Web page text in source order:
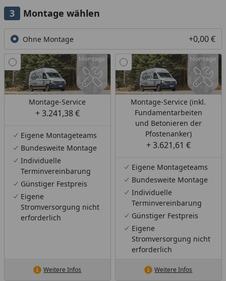
Montage wählen
Ohne Montage +0,00 €
Montage-Service
+ 3.241,38 €
Eigene Montageteams
Bundesweite Montage
Individuelle
Terminvereinbarung
Günstiger Festpreis
Eigene
Stromversorgung nicht
erforderlich
Weitere Infos
Montage-Service (inkl.
Fundamentarbeiten
und Betonieren der
Pfostenanker)
+ 3.621,61 €
Eigene Montageteams
Bundesweite Montage
Individuelle
Terminvereinbarung
Günstiger Festpreis
Eigene
Stromversorgung nicht
erforderlich
Weitere Infos